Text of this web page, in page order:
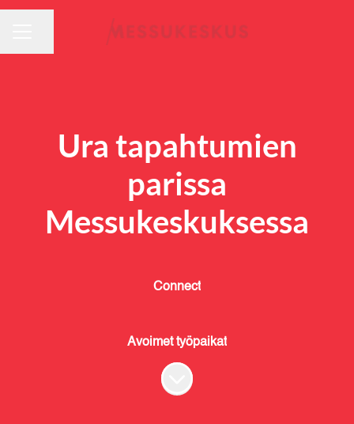
Ura tapahtumien
parissa
Messukeskuksessa
Connect
Avoimet työpaikat
Siirry sisältöön